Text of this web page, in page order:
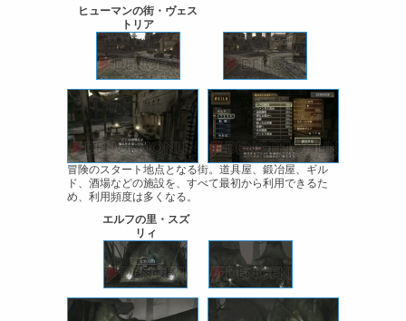
ヒューマンの街・ヴェス
トリア
冒険のスタート地点となる街。道具屋、鍛冶屋、ギル
ド、酒場などの施設を、すべて最初から利用できるた
め、利用頻度は多くなる。
エルフの里・スズ
リィ